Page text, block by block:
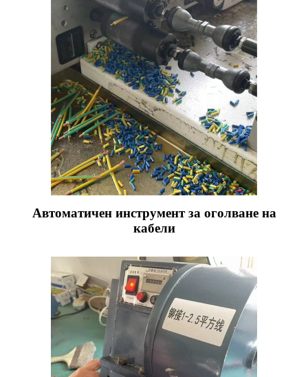
Автоматичен инструмент за оголване на
кабели